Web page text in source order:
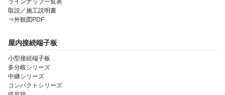
ラインナップ一覧表
取説／施工説明書
⇒外観図PDF
屋内接続端子板
小型接続端子板
多分岐シリーズ
中継シリーズ
コンパクトシリーズ